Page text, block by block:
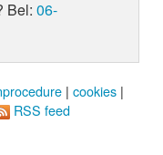
Bel:06-
| cookies |
RSS feed